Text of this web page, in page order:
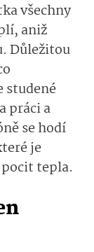
všechny
aniž
Důležitou
studené
práci a
se hodí
je
tepla.